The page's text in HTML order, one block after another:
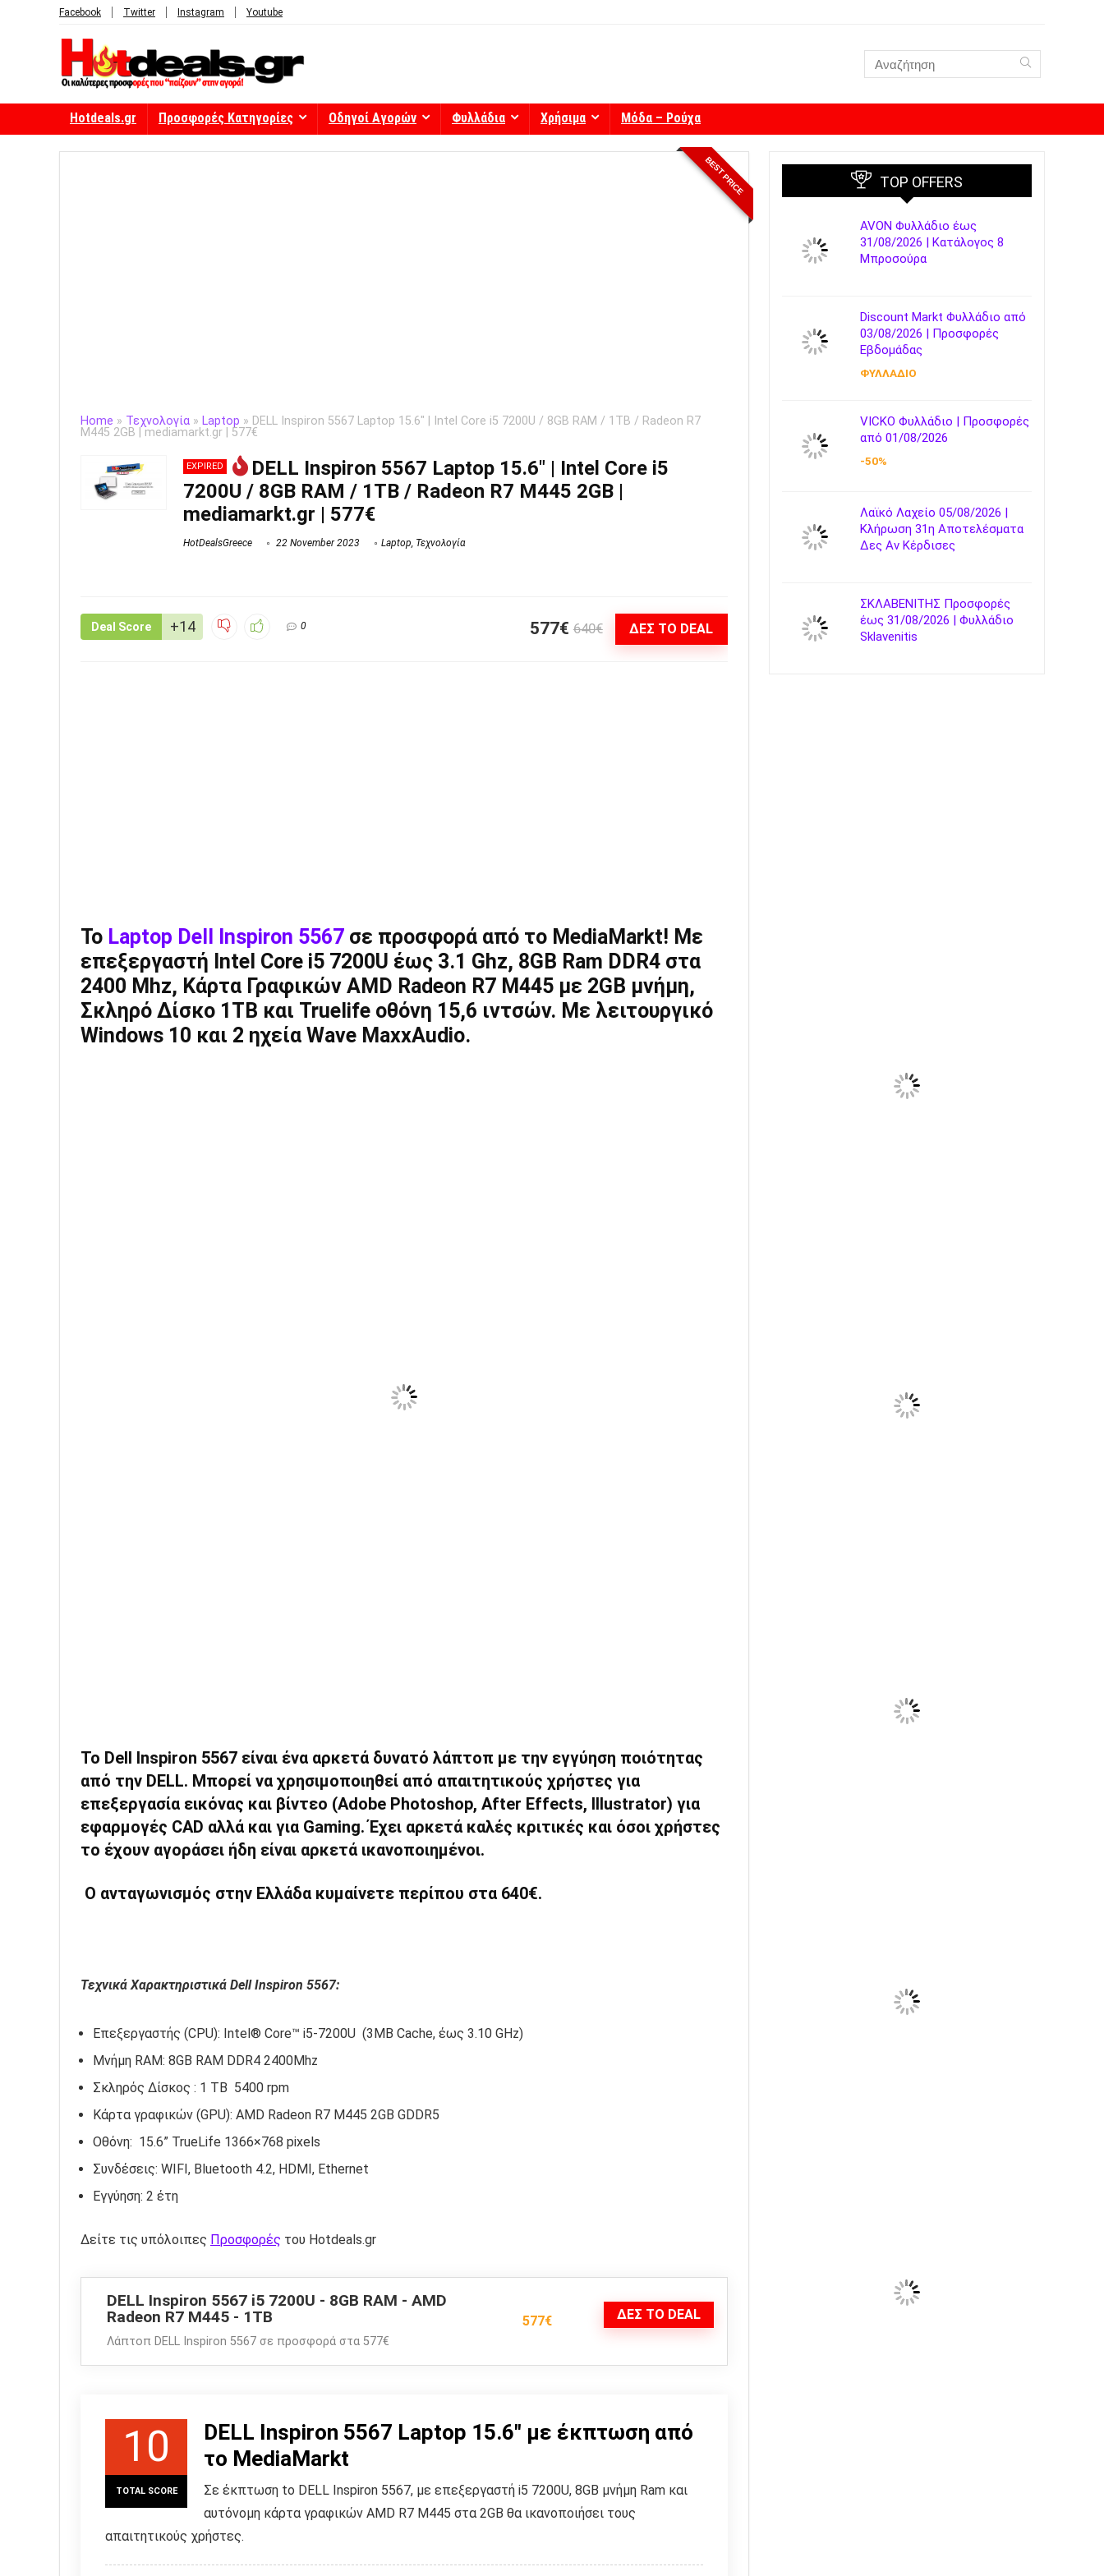
Facebook Twitter Instagram Youtube
Hotdeals.gr Προσφορές Κατηγορίες Οδηγοί Αγορών Φυλλάδια Χρήσιμα Μόδα – Ρούχα
Home » Τεχνολογία » Laptop » DELL Inspiron 5567 Laptop 15.6″ | Intel Core i5 7200U / 8GB RAM / 1TB / Radeon R7
M445 2GB | mediamarkt.gr | 577€
BEST PRICE
EXPIRED
DELL Inspiron 5567 Laptop 15.6″ | Intel Core i5
7200U / 8GB RAM / 1TB / Radeon R7 M445 2GB |
mediamarkt.gr | 577€
HotDealsGreece 22 November 2023 Laptop, Τεχνολογία
Deal Score +14 0 577€ 640€ ΔΕΣ ΤΟ DEAL
Το Laptop Dell Inspiron 5567 σε προσφορά από το MediaMarkt! Με
επεξεργαστή Intel Core i5 7200U έως 3.1 Ghz, 8GB Ram DDR4 στα
2400 Mhz, Κάρτα Γραφικών AMD Radeon R7 M445 με 2GB μνήμη,
Σκληρό Δίσκο 1TB και Truelife οθόνη 15,6 ιντσών. Με λειτουργικό
Windows 10 και 2 ηχεία Wave MaxxAudio.
To Dell Inspiron 5567 είναι ένα αρκετά δυνατό λάπτοπ με την εγγύηση ποιότητας
από την DELL. Μπορεί να χρησιμοποιηθεί από απαιτητικούς χρήστες για
επεξεργασία εικόνας και βίντεο (Adobe Photoshop, After Effects, Illustrator) για
εφαρμογές CAD αλλά και για Gaming. Έχει αρκετά καλές κριτικές και όσοι χρήστες
το έχουν αγοράσει ήδη είναι αρκετά ικανοποιημένοι.
Ο ανταγωνισμός στην Ελλάδα κυμαίνετε περίπου στα 640€.
Τεχνικά Χαρακτηριστικά Dell Inspiron 5567:
Επεξεργαστής (CPU): Intel® Core™ i5-7200U (3MΒ Cache, έως 3.10 GHz)
Μνήμη RAM: 8GB RAM DDR4 2400Mhz
Σκληρός Δίσκος : 1 TB 5400 rpm
Κάρτα γραφικών (GPU): AMD Radeon R7 M445 2GB GDDR5
Οθόνη: 15.6” TrueLife 1366×768 pixels
Συνδέσεις: WIFI, Bluetooth 4.2, HDMI, Ethernet
Εγγύηση: 2 έτη
Δείτε τις υπόλοιπες Προσφορές του Hotdeals.gr
DELL Inspiron 5567 i5 7200U - 8GB RAM - AMD
Radeon R7 M445 - 1TB
Λάπτοπ DELL Inspiron 5567 σε προσφορά στα 577€
577€ ΔΕΣ ΤΟ DEAL
10
TOTAL SCORE
DELL Inspiron 5567 Laptop 15.6" με έκπτωση από
το MediaMarkt
Σε έκπτωση tο DELL Inspiron 5567, με επεξεργαστή i5 7200U, 8GB μνήμη Ram και
αυτόνομη κάρτα γραφικών AMD R7 M445 στα 2GB θα ικανοποιήσει τους
απαιτητικούς χρήστες.
TOP OFFERS
AVON Φυλλάδιο έως
31/08/2026 | Κατάλογος 8
Μπροσούρα
Discount Markt Φυλλάδιο από
03/08/2026 | Προσφορές
Εβδομάδας
ΦΥΛΛΑΔΙΟ
VICKO Φυλλάδιο | Προσφορές
από 01/08/2026
-50%
Λαϊκό Λαχείο 05/08/2026 |
Κλήρωση 31η Αποτελέσματα
Δες Αν Κέρδισες
ΣΚΛΑΒΕΝΙΤΗΣ Προσφορές
έως 31/08/2026 | Φυλλάδιο
Sklavenitis